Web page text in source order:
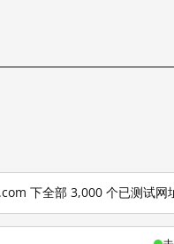
下全部 3,000 个已测试网